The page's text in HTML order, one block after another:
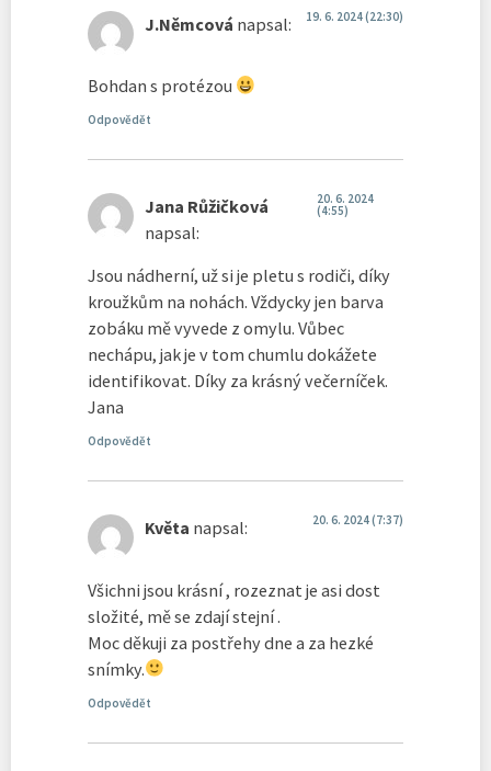
J.Němcová napsal: 19. 6. 2024 (22:30)
Bohdan s protézou
Odpovědět
Jana Růžičková
napsal:
20. 6. 2024
(4:55)
Jsou nádherní, už si je pletu s rodiči, díky
kroužkům na nohách. Vždycky jen barva
zobáku mě vyvede z omylu. Vůbec
nechápu, jak je v tom chumlu dokážete
identifikovat. Díky za krásný večerníček.
Jana
Odpovědět
Květa napsal: 20. 6. 2024 (7:37)
Všichni jsou krásní , rozeznat je asi dost
složité, mě se zdají stejní .
Moc děkuji za postřehy dne a za hezké
snímky.
Odpovědět